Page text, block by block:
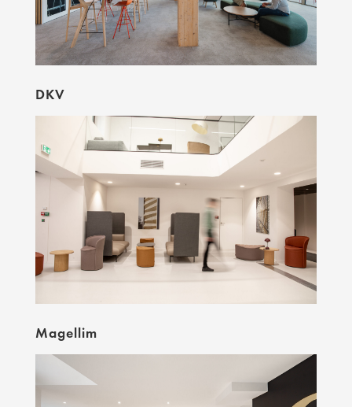
DKV
Magellim